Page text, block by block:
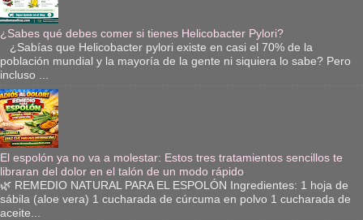
¿Sabes qué debes comer si tienes Helicobacter Pylori?
¿Sabías que Helicobacter pylori existe en casi el 70% de la
población mundial y la mayoría de la gente ni siquiera lo sabe? Pero
incluso ...
El espolón ya no va a molestar: Estos tres tratamientos sencillos te
libraran del dolor en el talón de un modo rápido
🌿 REMEDIO NATURAL PARA EL ESPOLÓN Ingredientes: 1 hoja de
sábila (aloe vera) 1 cucharada de cúrcuma en polvo 1 cucharada de
aceite...